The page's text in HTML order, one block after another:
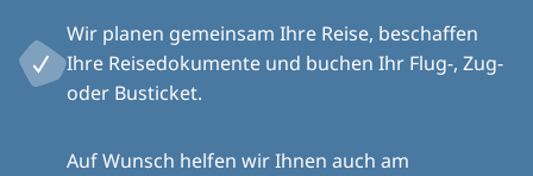
Wir planen gemeinsam Ihre Reise, beschaffen
Ihre Reisedokumente und buchen Ihr Flug-, Zug-
oder Busticket.
Auf Wunsch helfen wir Ihnen auch am